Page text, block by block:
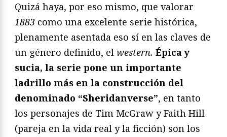
Quizá haya, por eso mismo, que valorar
1883 como una excelente serie histórica,
plenamente asentada eso sí en las claves de
un género definido, el western. Épica y
sucia, la serie pone un importante
ladrillo más en la construcción del
denominado “Sheridanverse”, en tanto
los personajes de Tim McGraw y Faith Hill
(pareja en la vida real y la ficción) son los